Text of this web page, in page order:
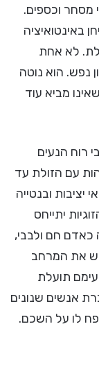
מסחר וכספים.
באינטואיציה
לא אחת
נפש. הוא נוטה
מביא עוד
רוח הנעים
עם הזולת עד
יציבות ובנטייה
יתייחס
כאדם חם ולבבי,
את המרחב
עימם תועלת
אנשים שנונים
לו על השכם.